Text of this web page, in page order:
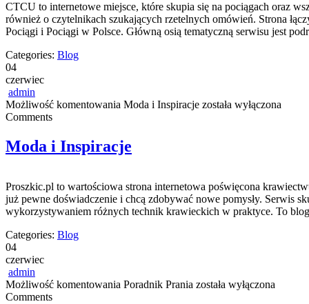
CTCU to internetowe miejsce, które skupia się na pociągach oraz
również o czytelnikach szukających rzetelnych omówień. Strona
Pociągi i Pociągi w Polsce. Główną osią tematyczną serwisu jest
Categories: Blog
04
czerwiec
admin
Możliwość komentowania Moda i Inspiracje została wyłączona
Comments
Moda i Inspiracje
Proszkic.pl to wartościowa strona internetowa poświęcona
już pewne doświadczenie i chcą zdobywać nowe pomysły. Serwis
wykorzystywaniem różnych technik krawieckich w praktyce. To
Categories: Blog
04
czerwiec
admin
Możliwość komentowania Poradnik Prania została wyłączona
Comments